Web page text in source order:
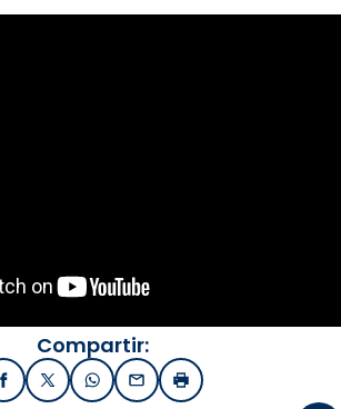
Compartir:
FacebookX / TwitterWhatsApp
EmailImprimir